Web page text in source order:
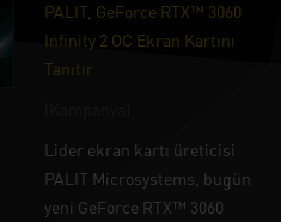
PALIT, GeForce RTX™ 3060
Infinity 2 OC Ekran Kartını
Tanıtır
Lider ekran kartı üreticisi
PALIT Microsystems, bugün
yeni GeForce RTX™ 3060